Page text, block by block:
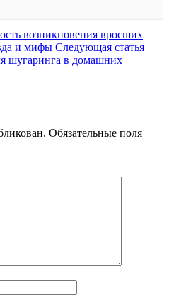
возникновения вросших
и мифы Следующая статья
шугаринга в домашних
Обязательные поля